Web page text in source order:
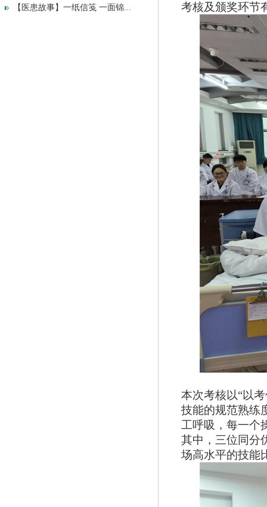
【医患故事】一纸信笺 一面锦...
考核及颁奖环节
本次考核以“以
技能的规范熟练
工呼吸，每一个
其中，三位同分
场高水平的技能